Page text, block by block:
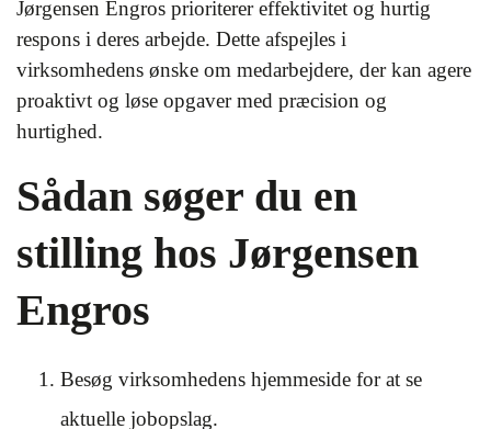
Jørgensen Engros prioriterer effektivitet og hurtig
respons i deres arbejde. Dette afspejles i
virksomhedens ønske om medarbejdere, der kan agere
proaktivt og løse opgaver med præcision og
hurtighed.
Sådan søger du en
stilling hos Jørgensen
Engros
Besøg virksomhedens hjemmeside for at se
aktuelle jobopslag.